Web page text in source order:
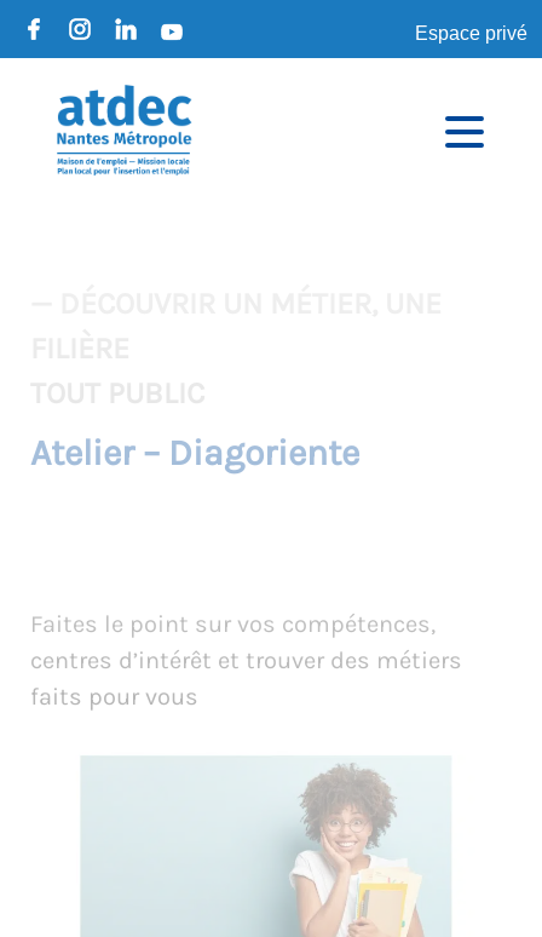
Espace privé
TOUT PUBLIC
Atelier – Diagoriente
Faites le point sur vos compétences,
centres d’intérêt et trouver des métiers
faits pour vous